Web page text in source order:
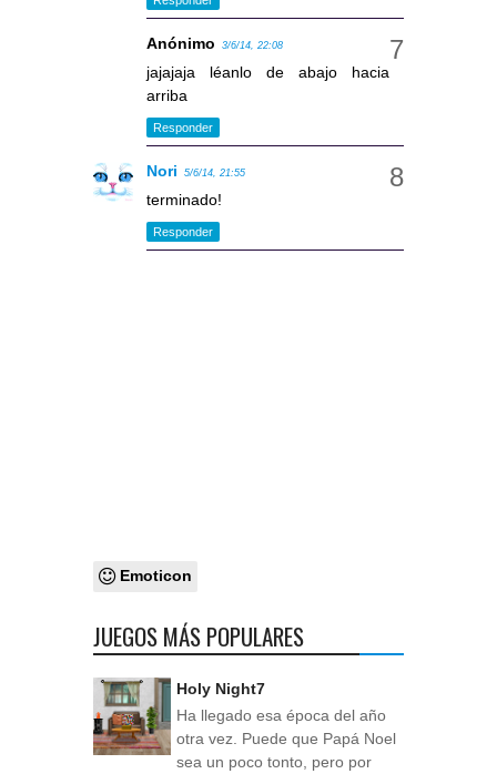
Anónimo 3/6/14, 22:08
jajajaja léanlo de abajo hacia
arriba
Responder
Nori 5/6/14, 21:55
terminado!
Responder
Emoticon
JUEGOS MÁS POPULARES
Holy Night7
Ha llegado esa época del año
otra vez. Puede que Papá Noel
sea un poco tonto, pero por